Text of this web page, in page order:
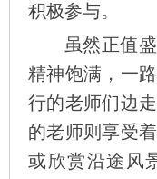
积极参与。
虽然正值
精神饱满，一
行的老师们边
的老师则享受
或欣赏沿途风